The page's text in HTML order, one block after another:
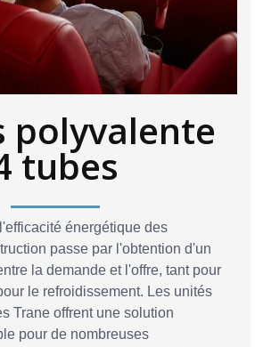
polyvalente
tubes
énergétique des
passe par l'obtention d'un
la demande et l'offre, tant pour
le refroidissement. Les unités
Trane offrent une solution
pour de nombreuses